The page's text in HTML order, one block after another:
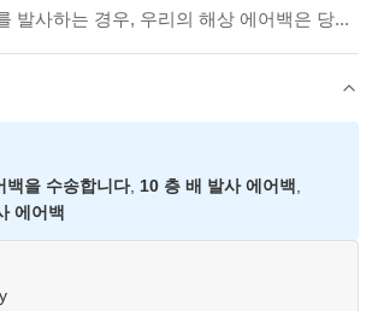
발사하는 경우, 우리의 해상 에어백은 당...
백을 수송합니다, 10 층 배 발사 에어백
에어백